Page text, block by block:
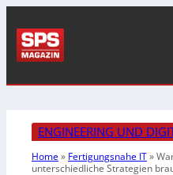
ENGINEERING UND
Home» Fertigungsnahe IT»
unterschiedliche Strategien